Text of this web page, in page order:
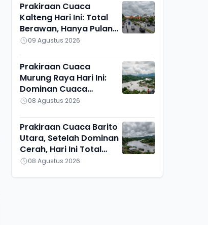
Prakiraan Cuaca
Kalteng Hari Ini: Total
Berawan, Hanya Pulang
Pisau yang Berbeda
09 Agustus 2026
Prakiraan Cuaca
Murung Raya Hari Ini:
Dominan Cuaca
Berawan, Suhu Udara
08 Agustus 2026
Prakiraan Cuaca Barito
Utara, Setelah Dominan
Cerah, Hari Ini Total
Berawan, Suhu Udara
08 Agustus 2026